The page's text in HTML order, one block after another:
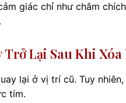
giác chỉ như châm
Lại Sau Khi
lại ở vị trí cũ. Tuy
tím.